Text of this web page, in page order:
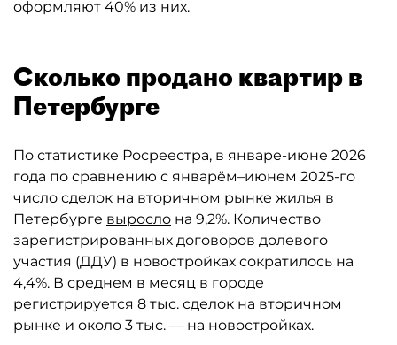
оформляют 40% из них.
Сколько продано квартир в
Петербурге
По статистике Росреестра, в январе-июне 2026
года по сравнению с январём–июнем 2025-го
число сделок на вторичном рынке жилья в
Петербурге выросло на 9,2%. Количество
зарегистрированных договоров долевого
участия (ДДУ) в новостройках сократилось на
4,4%. В среднем в месяц в городе
регистрируется 8 тыс. сделок на вторичном
рынке и около 3 тыс. — на новостройках.